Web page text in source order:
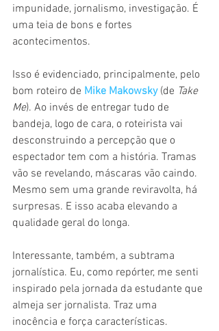
impunidade, jornalismo, investigação. É
uma teia de bons e fortes
acontecimentos.
Isso é evidenciado, principalmente, pelo
bom roteiro de Mike Makowsky (de Take
Me). Ao invés de entregar tudo de
bandeja, logo de cara, o roteirista vai
desconstruindo a percepção que o
espectador tem com a história. Tramas
vão se revelando, máscaras vão caindo.
Mesmo sem uma grande reviravolta, há
surpresas. E isso acaba elevando a
qualidade geral do longa.
Interessante, também, a subtrama
jornalística. Eu, como repórter, me senti
inspirado pela jornada da estudante que
almeja ser jornalista. Traz uma
inocência e força características.